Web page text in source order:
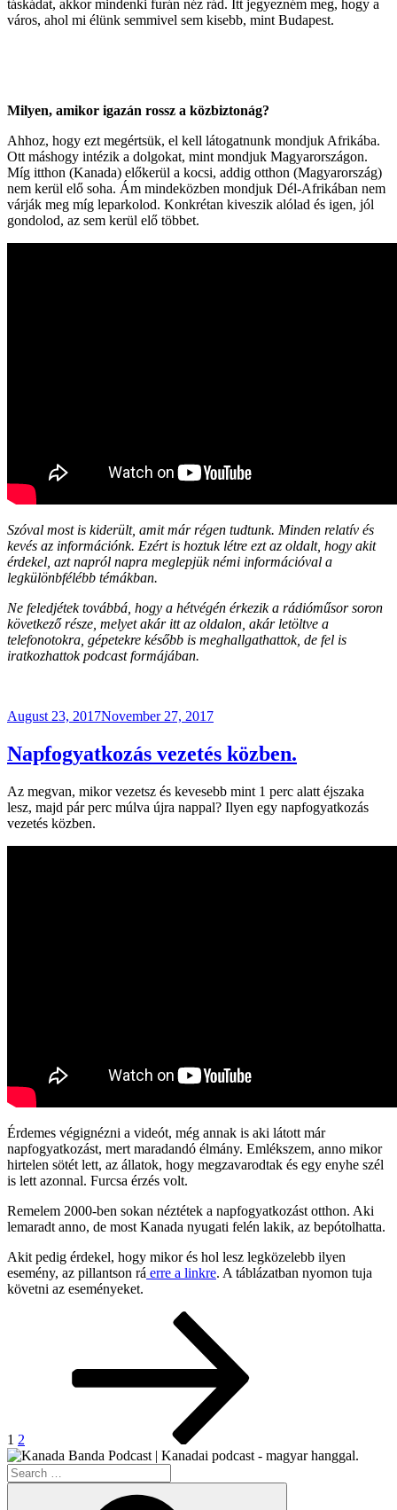
táskádat, akkor mindenki furán néz rád. Itt jegyezném meg, hogy a
város, ahol mi élünk semmivel sem kisebb, mint Budapest.
Milyen, amikor igazán rossz a közbiztonág?
Ahhoz, hogy ezt megértsük, el kell látogatnunk mondjuk Afrikába.
Ott máshogy intézik a dolgokat, mint mondjuk Magyarországon.
Míg itthon (Kanada) előkerül a kocsi, addig otthon (Magyarország)
nem kerül elő soha. Ám mindeközben mondjuk Dél-Afrikában nem
várják meg míg leparkolod. Konkrétan kiveszik alólad és igen, jól
gondolod, az sem kerül elő többet.
Szóval most is kiderült, amit már régen tudtunk. Minden relatív és
kevés az információnk. Ezért is hoztuk létre ezt az oldalt, hogy akit
érdekel, azt napról napra meglepjük némi információval a
legkülönbfélébb témákban.
Ne feledjétek továbbá, hogy a hétvégén érkezik a rádióműsor soron
következő része, melyet akár itt az oldalon, akár letöltve a
telefonotokra, gépetekre később is meghallgathattok, de fel is
iratkozhattok podcast formájában.
Posted
August 23, 2017November 27, 2017
Napfogyatkozás vezetés közben.
Az megvan, mikor vezetsz és kevesebb mint 1 perc alatt éjszaka
lesz, majd pár perc múlva újra nappal? Ilyen egy napfogyatkozás
vezetés közben.
Érdemes végignézni a videót, még annak is aki látott már
napfogyatkozást, mert maradandó élmány. Emlékszem, anno mikor
hirtelen sötét lett, az állatok, hogy megzavarodtak és egy enyhe szél
is lett azonnal. Furcsa érzés volt.
Remelem 2000-ben sokan néztétek a napfogyatkozást otthon. Aki
lemaradt anno, de most Kanada nyugati felén lakik, az bepótolhatta.
Akit pedig érdekel, hogy mikor és hol lesz legközelebb ilyen
esemény, az pillantson rá erre a linkre. A táblázatban nyomon tuja
követni az eseményeket.
1 2
Search
for: